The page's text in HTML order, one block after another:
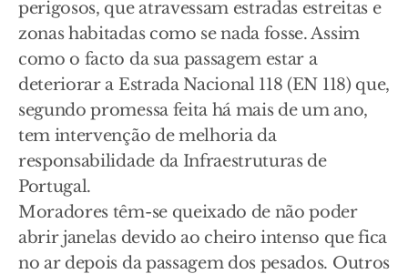
perigosos, que atravessam estradas estreitas e
zonas habitadas como se nada fosse. Assim
como o facto da sua passagem estar a
deteriorar a Estrada Nacional 118 (EN 118) que,
segundo promessa feita há mais de um ano,
tem intervenção de melhoria da
responsabilidade da Infraestruturas de
Portugal.
Moradores têm-se queixado de não poder
abrir janelas devido ao cheiro intenso que fica
no ar depois da passagem dos pesados. Outros